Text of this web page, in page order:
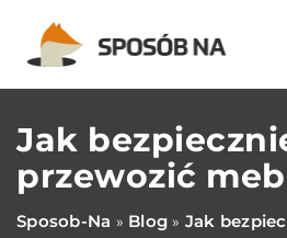
Jak
przewozić
Sposob-Na » Blog » Jak